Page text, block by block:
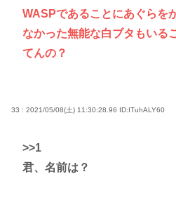
WASPであることにあぐらを
なかった無能な白ブタもいる
てんの？
33 : 2021/05/08(土) 11:30:28.96 ID:ITuhALY60
>>1
君、名前は？